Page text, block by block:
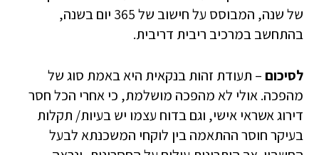
של שנה, המבוסס על חישוב של 365 יום בשנה,
בהתחשב במרכיב ריבית דריבית.
לסיכום– תעודת זהות בנקאית היא באמת סוג של
מהפכה. אולי לא מהפכה מושלמת, כי אחרי הכל חסר
דירוג אשראי אישי, וגם בדוח עצמו יש בעיות/ תקלות
בעיקר חוסר ההתאמה בין לוקחי המשכנתא לבעל